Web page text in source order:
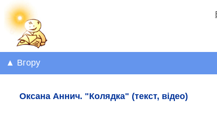
▲ Вгору
Оксана Аннич. "Колядка" (текст, відео)